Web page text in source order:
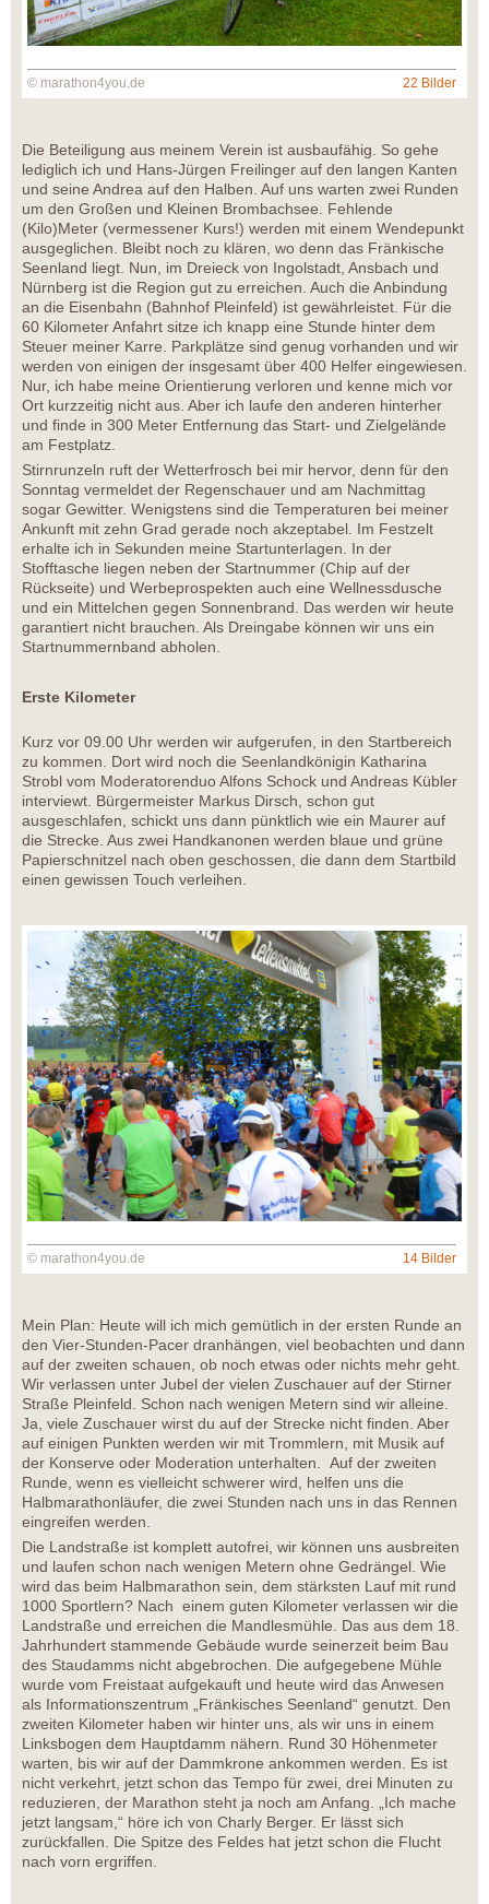
© marathon4you.de 22 Bilder
Die Beteiligung aus meinem Verein ist ausbaufähig. So gehe
lediglich ich und Hans-Jürgen Freilinger auf den langen Kanten
und seine Andrea auf den Halben. Auf uns warten zwei Runden
um den Großen und Kleinen Brombachsee. Fehlende
(Kilo)Meter (vermessener Kurs!) werden mit einem Wendepunkt
ausgeglichen. Bleibt noch zu klären, wo denn das Fränkische
Seenland liegt. Nun, im Dreieck von Ingolstadt, Ansbach und
Nürnberg ist die Region gut zu erreichen. Auch die Anbindung
an die Eisenbahn (Bahnhof Pleinfeld) ist gewährleistet. Für die
60 Kilometer Anfahrt sitze ich knapp eine Stunde hinter dem
Steuer meiner Karre. Parkplätze sind genug vorhanden und wir
werden von einigen der insgesamt über 400 Helfer eingewiesen.
Nur, ich habe meine Orientierung verloren und kenne mich vor
Ort kurzzeitig nicht aus. Aber ich laufe den anderen hinterher
und finde in 300 Meter Entfernung das Start- und Zielgelände
am Festplatz.
Stirnrunzeln ruft der Wetterfrosch bei mir hervor, denn für den
Sonntag vermeldet der Regenschauer und am Nachmittag
sogar Gewitter. Wenigstens sind die Temperaturen bei meiner
Ankunft mit zehn Grad gerade noch akzeptabel. Im Festzelt
erhalte ich in Sekunden meine Startunterlagen. In der
Stofftasche liegen neben der Startnummer (Chip auf der
Rückseite) und Werbeprospekten auch eine Wellnessdusche
und ein Mittelchen gegen Sonnenbrand. Das werden wir heute
garantiert nicht brauchen. Als Dreingabe können wir uns ein
Startnummernband abholen.
Erste Kilometer
Kurz vor 09.00 Uhr werden wir aufgerufen, in den Startbereich
zu kommen. Dort wird noch die Seenlandkönigin Katharina
Strobl vom Moderatorenduo Alfons Schock und Andreas Kübler
interviewt. Bürgermeister Markus Dirsch, schon gut
ausgeschlafen, schickt uns dann pünktlich wie ein Maurer auf
die Strecke. Aus zwei Handkanonen werden blaue und grüne
Papierschnitzel nach oben geschossen, die dann dem Startbild
einen gewissen Touch verleihen.
© marathon4you.de 14 Bilder
Mein Plan: Heute will ich mich gemütlich in der ersten Runde an
den Vier-Stunden-Pacer dranhängen, viel beobachten und dann
auf der zweiten schauen, ob noch etwas oder nichts mehr geht.
Wir verlassen unter Jubel der vielen Zuschauer auf der Stirner
Straße Pleinfeld. Schon nach wenigen Metern sind wir alleine.
Ja, viele Zuschauer wirst du auf der Strecke nicht finden. Aber
auf einigen Punkten werden wir mit Trommlern, mit Musik auf
der Konserve oder Moderation unterhalten. Auf der zweiten
Runde, wenn es vielleicht schwerer wird, helfen uns die
Halbmarathonläufer, die zwei Stunden nach uns in das Rennen
eingreifen werden.
Die Landstraße ist komplett autofrei, wir können uns ausbreiten
und laufen schon nach wenigen Metern ohne Gedrängel. Wie
wird das beim Halbmarathon sein, dem stärksten Lauf mit rund
1000 Sportlern? Nach einem guten Kilometer verlassen wir die
Landstraße und erreichen die Mandlesmühle. Das aus dem 18.
Jahrhundert stammende Gebäude wurde seinerzeit beim Bau
des Staudamms nicht abgebrochen. Die aufgegebene Mühle
wurde vom Freistaat aufgekauft und heute wird das Anwesen
als Informationszentrum „Fränkisches Seenland“ genutzt. Den
zweiten Kilometer haben wir hinter uns, als wir uns in einem
Linksbogen dem Hauptdamm nähern. Rund 30 Höhenmeter
warten, bis wir auf der Dammkrone ankommen werden. Es ist
nicht verkehrt, jetzt schon das Tempo für zwei, drei Minuten zu
reduzieren, der Marathon steht ja noch am Anfang. „Ich mache
jetzt langsam,“ höre ich von Charly Berger. Er lässt sich
zurückfallen. Die Spitze des Feldes hat jetzt schon die Flucht
nach vorn ergriffen.